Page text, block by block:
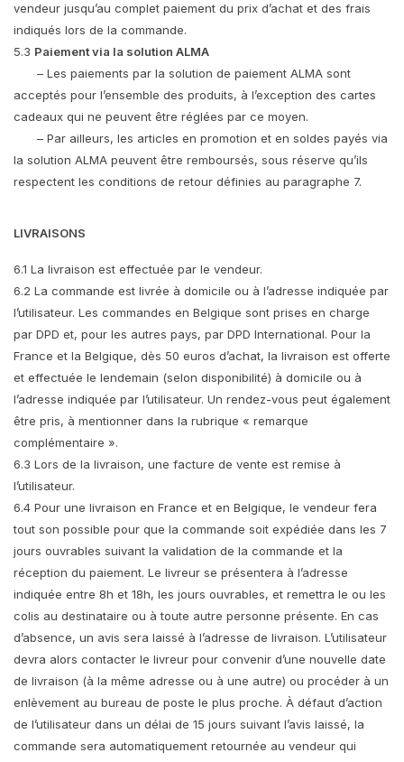
vendeur jusqu’au complet paiement du prix d’achat et des frais
indiqués lors de la commande.
5.3 Paiement via la solution ALMA
– Les paiements par la solution de paiement ALMA sont
acceptés pour l’ensemble des produits, à l’exception des cartes
cadeaux qui ne peuvent être réglées par ce moyen.
– Par ailleurs, les articles en promotion et en soldes payés via
la solution ALMA peuvent être remboursés, sous réserve qu’ils
respectent les conditions de retour définies au paragraphe 7.
LIVRAISONS
6.1 La livraison est effectuée par le vendeur.
6.2 La commande est livrée à domicile ou à l’adresse indiquée par
l’utilisateur. Les commandes en Belgique sont prises en charge
par DPD et, pour les autres pays, par DPD International. Pour la
France et la Belgique, dès 50 euros d’achat, la livraison est offerte
et effectuée le lendemain (selon disponibilité) à domicile ou à
l’adresse indiquée par l’utilisateur. Un rendez-vous peut également
être pris, à mentionner dans la rubrique « remarque
complémentaire ».
6.3 Lors de la livraison, une facture de vente est remise à
l’utilisateur.
6.4 Pour une livraison en France et en Belgique, le vendeur fera
tout son possible pour que la commande soit expédiée dans les 7
jours ouvrables suivant la validation de la commande et la
réception du paiement. Le livreur se présentera à l’adresse
indiquée entre 8h et 18h, les jours ouvrables, et remettra le ou les
colis au destinataire ou à toute autre personne présente. En cas
d’absence, un avis sera laissé à l’adresse de livraison. L’utilisateur
devra alors contacter le livreur pour convenir d’une nouvelle date
de livraison (à la même adresse ou à une autre) ou procéder à un
enlèvement au bureau de poste le plus proche. À défaut d’action
de l’utilisateur dans un délai de 15 jours suivant l’avis laissé, la
commande sera automatiquement retournée au vendeur qui